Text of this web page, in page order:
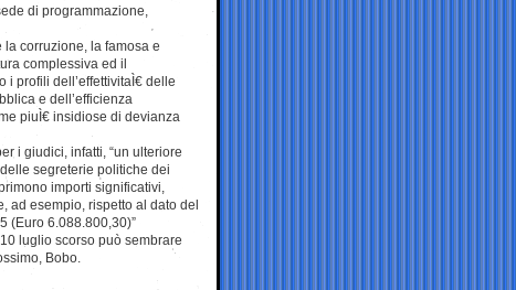
di programmazione,
corruzione, la famosa e
complessiva ed il
i profili dell’effettivitaÌ€ delle
e dell’efficienza
piuÌ€ insidiose di devianza
i giudici, infatti, “un ulteriore
segreterie politiche dei
importi significativi,
ad esempio, rispetto al dato del
(Euro 6.088.800,30)”
luglio scorso può sembrare
Bobo.